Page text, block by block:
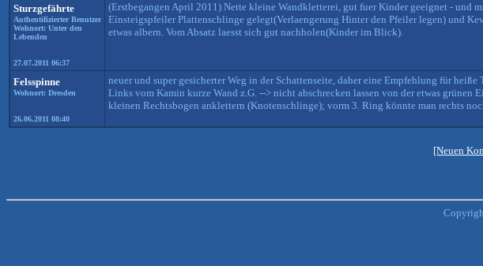
Sturzgefährte
Authentifizierter Benutzer
Wohnort: Unter den
Lebenden
27.07.2011 06:37
(Erstbegangen April 2011) Nette kleine Wandkletterei, gut fuer Kinder geeignet - und
Einsteigspfeiler Plattenschlinge gelegt(Verlaengerung Hinter den Pfeiler legen) und
etwas albern. Vom Absatz laesst sich gut nachholen(Kinder im Blick).
Felsspinne
Wohnort: Dresden
26.06.2011 08:40
neuer und super gesicherter Weg in der Schattenseite, daher eine Empfehlung für
Links vom Kamin kurze Wand z.G. --> nicht abschrecken lassen von der etwas
kleinen Rechtsbogen anklettern (Knotenschlinge); vorm 3. Ring könnte man rechts
[Neuen